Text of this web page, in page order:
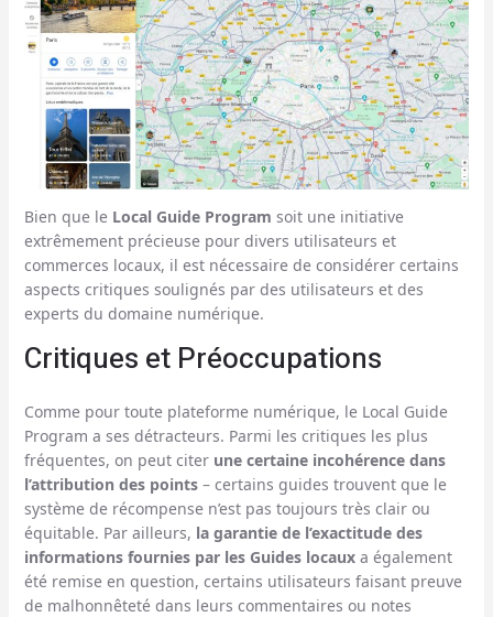
Bien que le Local Guide Program soit une initiative
extrêmement précieuse pour divers utilisateurs et
commerces locaux, il est nécessaire de considérer certains
aspects critiques soulignés par des utilisateurs et des
experts du domaine numérique.
Critiques et Préoccupations
Comme pour toute plateforme numérique, le Local Guide
Program a ses détracteurs. Parmi les critiques les plus
fréquentes, on peut citerune certaine incohérence dans
l’attribution des points– certains guides trouvent que le
système de récompense n’est pas toujours très clair ou
équitable. Par ailleurs, la garantie de l’exactitude des
informations fournies par les Guides locauxa également
été remise en question, certains utilisateurs faisant preuve
de malhonnêteté dans leurs commentaires ou notes